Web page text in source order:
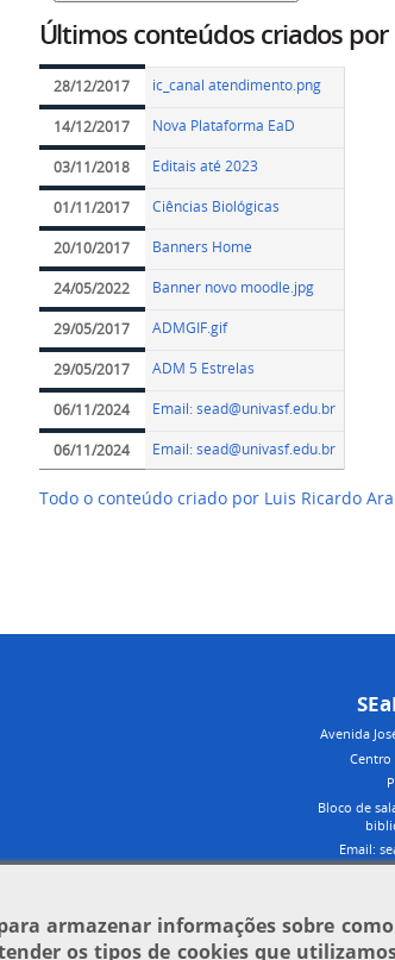
Últimos conteúdos criados
28/12/2017 ic_canal atendimento.png
14/12/2017 Nova Plataforma EaD
03/11/2018 Editais até 2023
01/11/2017 Ciências Biológicas
20/10/2017 Banners Home
24/05/2022 Banner novo moodle.jpg
29/05/2017 ADMGIF.gif
29/05/2017 ADM 5 Estrelas
06/11/2024 Email: sead@univasf.edu.br
06/11/2024 Email: sead@univasf.edu.br
Todo o conteúdo criado por Luis Ricardo
Avenida
Centro
Bloco de
Email:
armazenar informações sobre
os tipos de cookies que